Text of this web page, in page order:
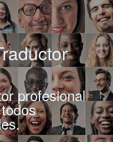
profesional